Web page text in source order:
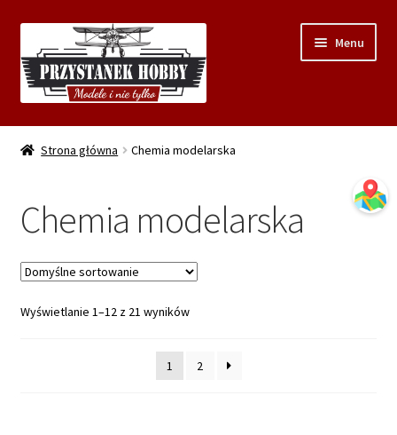
do
nawigacji
do
treści
Menu
Strona główna
O nas
Galeria
Warsztaty modelarskie Gdynia
Strona główna Chemia modelarska
Chemia modelarska
Wyświetlanie 1–12 z 21 wyników
1 2